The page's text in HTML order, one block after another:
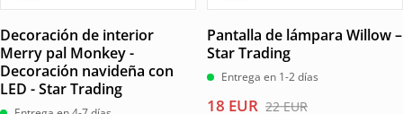
Decoración de interior
Merry pal Monkey -
Decoración navideña con
LED - Star Trading
Pantalla de lámpara Willow –
Star Trading
Entrega en 1-2 días
22EUR
El
18 EUR
El